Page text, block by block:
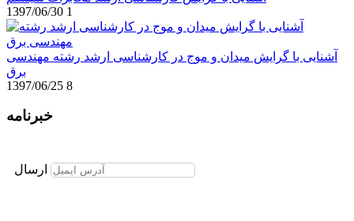
1397/06/30 1
آشنایی با گرایش میدان و موج در کارشناسی ارشد رشته مهندسی
برق
1397/06/25 8
خبرنامه
ارسال